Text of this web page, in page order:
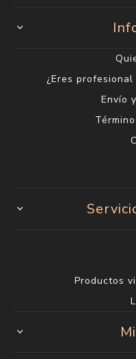
¿Eres
Envío
Productos